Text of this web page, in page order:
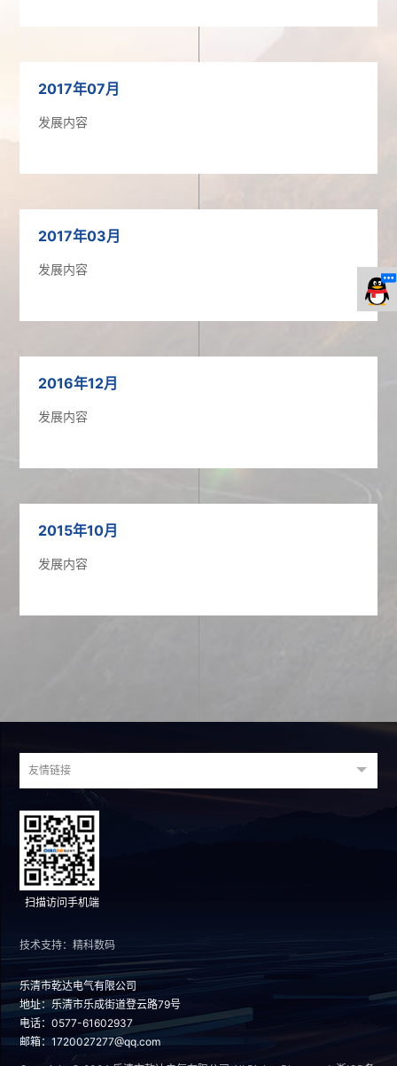
2017年07月
发展内容
2017年03月
发展内容
2016年12月
发展内容
2015年10月
发展内容
友情链接
扫描访问手机端
技术支持：精科数码
乐清市乾达电气有限公司
地址：乐清市乐成街道登云路79号
电话：0577-61602937
邮箱：1720027277@qq.com